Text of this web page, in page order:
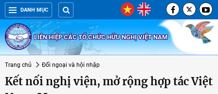
DANH MỤC
LIÊN HIỆP CÁC TỔ CHỨC HỮU NGHỊ VIỆT NAM
Trang chủ Đối ngoại và hội nhập
Kết nối nghị viện, mở rộng hợp tác Việt